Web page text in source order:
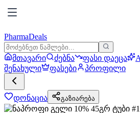
PharmaDeals
მთავარი ძებნა ფასი დაეცა
შენახული
ფასები პროფილი
დონაცია გაზიარება